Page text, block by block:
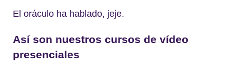
El oráculo ha hablado, jeje.
Así son nuestros cursos de vídeo
presenciales